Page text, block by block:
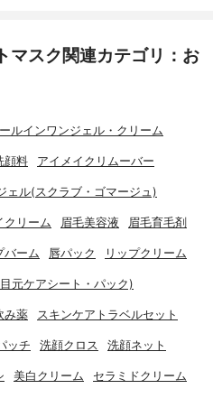
マスク関連カテゴリ：お
ルインワンジェル・クリーム
顔料 アイメイクリムーバー
ェル(スクラブ・ゴマージュ)
クリーム 眉毛美容液 眉毛育毛剤
バーム 唇パック リップクリーム
元ケアシート・パック)
み薬 スキンケアトラベルセット
ッチ 洗顔クロス 洗顔ネット
美白クリーム セラミドクリーム